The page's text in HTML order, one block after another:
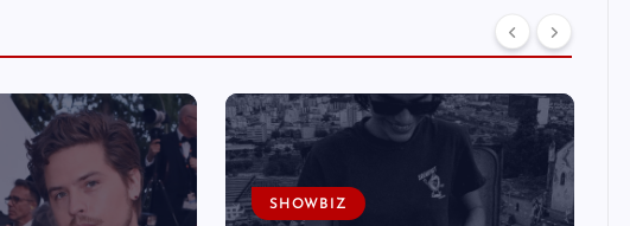
SHOWBIZ